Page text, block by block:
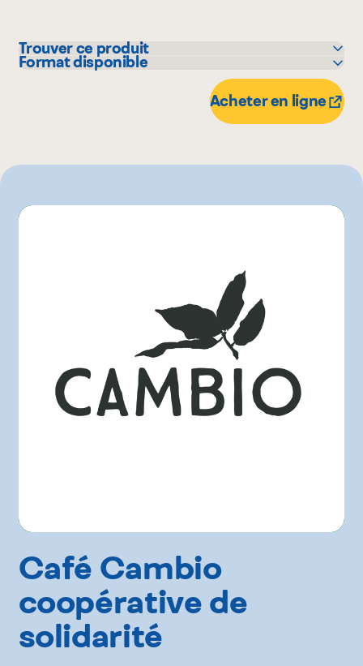
Trouver ce produit
IGA
Format disponible
Acheter en ligne
Café Cambio
coopérative de
solidarité